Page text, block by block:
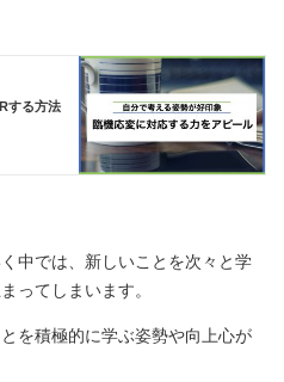
する方法
中では、新しいことを次々と学
ってしまいます。
を積極的に学ぶ姿勢や向上心が